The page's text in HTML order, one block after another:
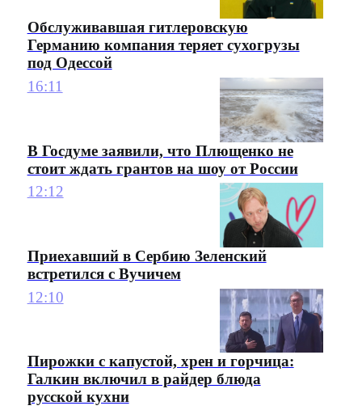
Обслуживавшая гитлеровскую
Германию компания теряет сухогрузы
под Одессой
16:11
В Госдуме заявили, что Плющенко не
стоит ждать грантов на шоу от России
12:12
Приехавший в Сербию Зеленский
встретился с Вучичем
12:10
Пирожки с капустой, хрен и горчица:
Галкин включил в райдер блюда
русской кухни